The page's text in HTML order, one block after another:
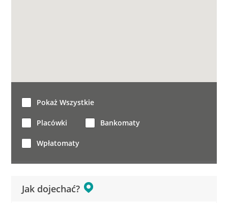
Jak dojechać?
Pokaż Wszystkie
Placówki Bankomaty
Wpłatomaty